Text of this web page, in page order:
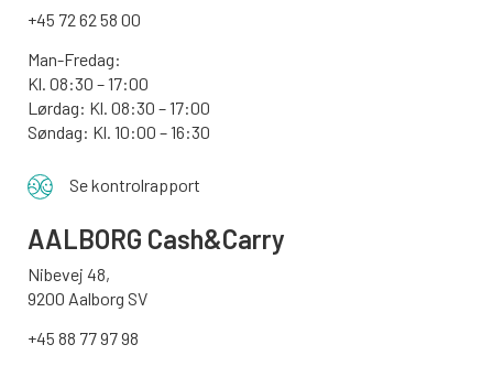
+45 72 62 58 00
Man-Fredag:
Kl. 08:30 – 17:00
Lørdag: Kl. 08:30 – 17:00
Søndag: Kl. 10:00 – 16:30
Se kontrolrapport
AALBORG Cash&Carry
Nibevej 48,
9200 Aalborg SV
+45 88 77 97 98